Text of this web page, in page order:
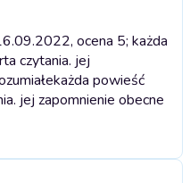
ocena 5; każda
czytania. jej
każda powieść
jej zapomnienie obecne